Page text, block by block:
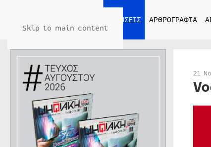
Skip to main content
ΕΙΔΗΣΕΙΣ ΑΡΘΡΟΓΡΑΦΙΑ
21